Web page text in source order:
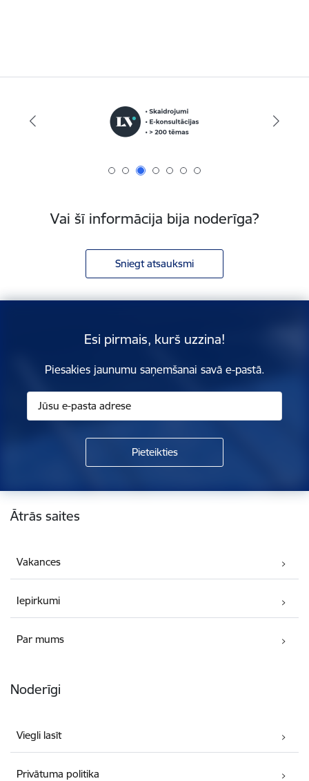
Vai šī informācija bija noderīga?
Sniegt atsauksmi
Esi pirmais, kurš uzzina!
Piesakies jaunumu saņemšanai savā e-pastā.
Kājene
Ātrās saites
Vakances
Iepirkumi
Par mums
Noderīgi
Viegli lasīt
Privātuma politika